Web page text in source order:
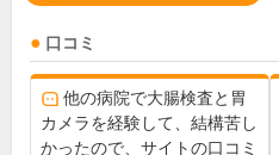
口コミ
他の病院で大腸検査と胃
カメラを経験して、結構苦し
かったので、サイトの口コミ